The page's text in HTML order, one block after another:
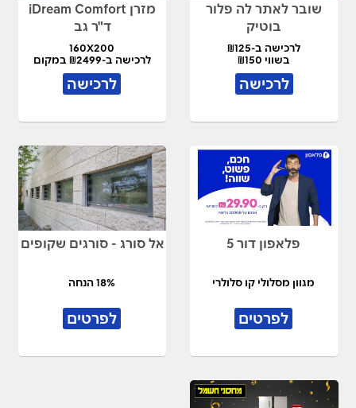
שובר לאתר לה פלור
בוטיק
לרכישה ב-₪125
בשווי ₪150
לרכישה
מזרן iDream Comfort
ד"ר גב
160X200
לרכישה ב-₪2499 במקום
₪5,450
לרכישה
פלאפון דור 5
מגוון מסלולי קו סלולרי
לפרטים
אל סורג - סורגים שקופים
18% הנחה
לפרטים